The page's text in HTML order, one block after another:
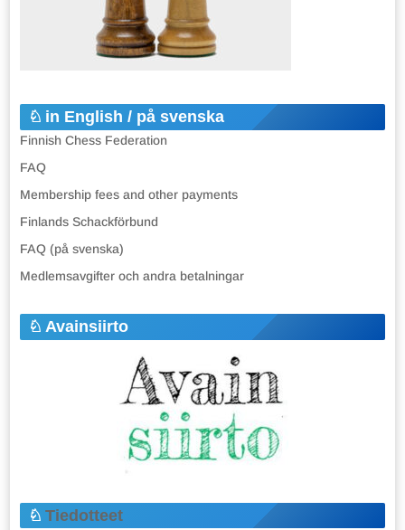
in English / på svenska
Finnish Chess Federation
FAQ
Membership fees and other payments
Finlands Schackförbund
FAQ (på svenska)
Medlemsavgifter och andra betalningar
Avainsiirto
Tiedotteet